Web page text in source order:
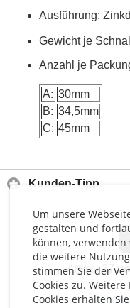
Um unsere
gestalten und
können, verwenden
die weitere
stimmen Sie der
Cookies zu.
Cookies erhalten
Ausführung:
Gewicht je
Anzahl je
A: 30mm
B: 34,5mm
C: 45mm
Kunden-Tipp
Artikel27